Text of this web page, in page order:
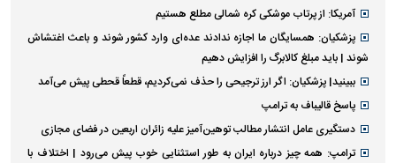
آمریکا: از پرتاب موشکی کره شمالی مطلع هستیم
پزشکیان: همسایگان ما اجازه ندادند عده‌ای وارد کشور شوند و باعث اغتشاش
شوند | باید مبلغ کالابرگ را افزایش دهیم
ببینید| پزشکیان: اگر ارز ترجیحی را حذف نمی‌کردیم، قطعاً قحطی پیش می‌آمد
پاسخ قالیباف به ترامپ
دستگیری عامل انتشار مطالب توهین‌آمیز علیه زائران اربعین در فضای مجازی
ترامپ: همه چیز درباره ایران به طور استثنایی خوب پیش می‌رود | اختلاف با